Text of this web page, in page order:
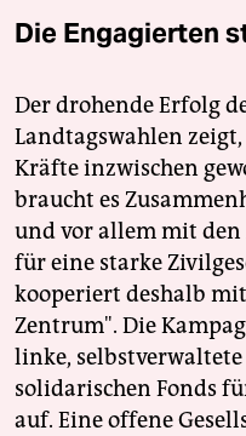
Die Engagierten
Der drohende Erfolg
Landtagswahlen
Kräfte inzwischen
braucht es
und vor allem mit den
für eine starke
kooperiert deshalb
Zentrum". Die
linke,
solidarischen Fonds
auf. Eine offene